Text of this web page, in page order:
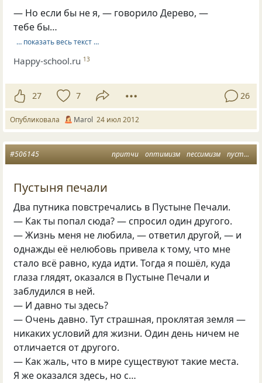
— Но если бы не я, — говорило Дерево, —
тебе бы…
… показать весь текст …
Happy-school.ru 13
27 7 26
Опубликовала Marol 24 июл 2012
притчи оптимизм пессимизм пустыня
#506145
Пустыня печали
Два путника повстречались в Пустыне Печали.
— Как ты попал сюда? — спросил один другого.
— Жизнь меня не любила, — ответил другой, — и
однажды её нелюбовь привела к тому, что мне
стало всё равно, куда идти. Тогда я пошёл, куда
глаза глядят, оказался в Пустыне Печали и
заблудился в ней.
— И давно ты здесь?
— Очень давно. Тут страшная, проклятая земля —
никаких условий для жизни. Один день ничем не
отличается от другого.
— Как жаль, что в мире существуют такие места.
Я же оказался здесь, но с…